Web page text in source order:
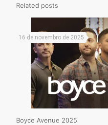
Related posts
16 de novembro de 2025
Boyce Avenue 2025